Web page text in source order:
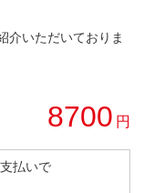
介いただいておりま
8700 円
払いで